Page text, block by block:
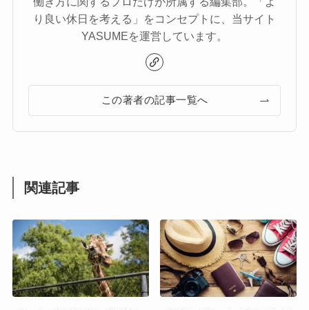
り良い休日を考える」をコンセプトに、当サイト
YASUMEを運営しています。
この著者の記事一覧へ
関連記事